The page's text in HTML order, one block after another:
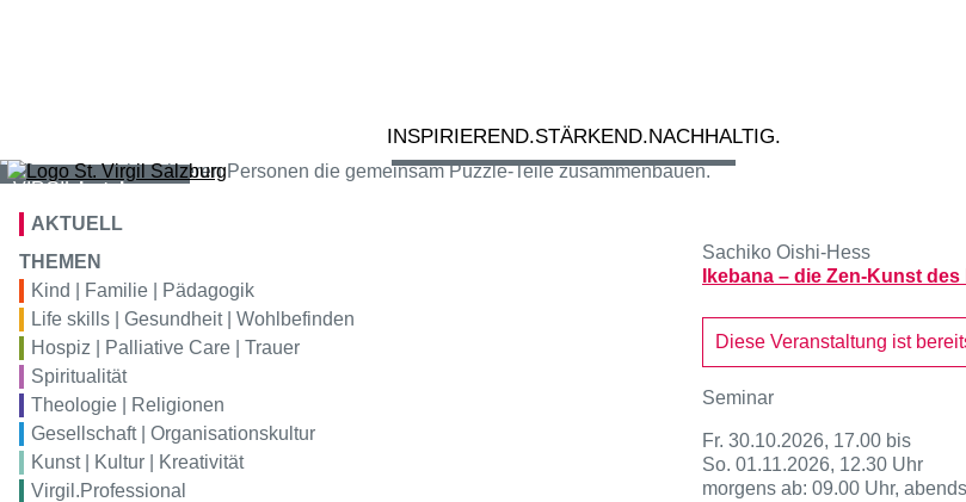
INSPIRIEREND.STÄRKEND.NACHHALTIG.
VIRGILhotel
VIRGILkunstraum
AKTUELL
THEMEN
Kind | Familie | Pädagogik
Life skills | Gesundheit | Wohlbefinden
Hospiz | Palliative Care | Trauer
Spiritualität
Theologie | Religionen
Gesellschaft | Organisationskultur
Kunst | Kultur | Kreativität
Virgil.Professional
Sachiko Oishi-Hess
Ikebana – die Zen-Kunst
Diese Veranstaltung ist
Seminar
Fr. 30.10.2026, 17.00 bis
So. 01.11.2026, 12.30 Uhr
morgens ab: 09.00 Uhr,